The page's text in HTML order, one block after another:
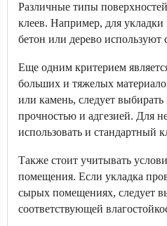
Различные типы
клеев. Например, для
бетон или дерево
Еще одним критерием
больших и тяжелых
или камень, следует
прочностью и адгезией. Для
использовать и стандартный
Также стоит учитывать
помещения. Если укладка
сырых помещениях, следует
соответствующей